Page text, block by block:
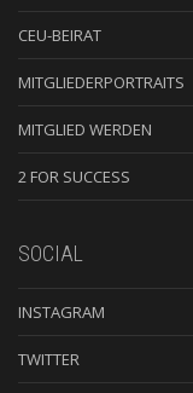
CEU-BEIRAT
MITGLIEDERPORTRAITS
MITGLIED WERDEN
2 FOR SUCCESS
SOCIAL
INSTAGRAM
TWITTER